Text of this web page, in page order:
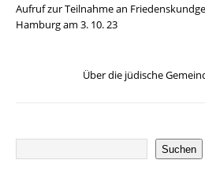
Aufruf zur Teilnahme an
Hamburg am 3. 10. 23
Über die jüdische
Suchen